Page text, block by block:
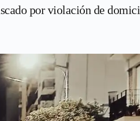
por violación de